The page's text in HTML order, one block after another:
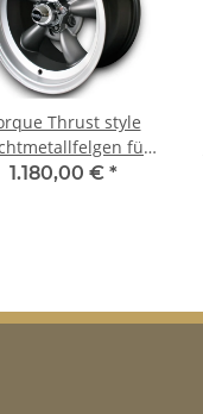
Thrust style
für
Monaco - 1978
1.180,00 € *